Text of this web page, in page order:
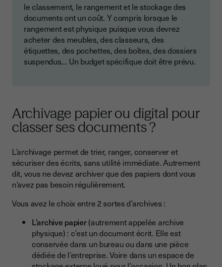
le classement, le rangement et le stockage des
documents ont un coût. Y compris lorsque le
rangement est physique puisque vous devrez
acheter des meubles, des classeurs, des
étiquettes, des pochettes, des boîtes, des dossiers
suspendus… Un budget spécifique doit être prévu.
Archivage papier ou digital pour
classer ses documents ?
L’archivage permet de trier, ranger, conserver et
sécuriser des écrits, sans utilité immédiate. Autrement
dit, vous ne devez archiver que des papiers dont vous
n’avez pas besoin régulièrement.
Vous avez le choix entre 2 sortes d’archives :
L’archive papier(autrement appelée archive
physique) : c’est un document écrit. Elle est
conservée dans un bureau ou dans une pièce
dédiée de l’entreprise. Voire dans un espace de